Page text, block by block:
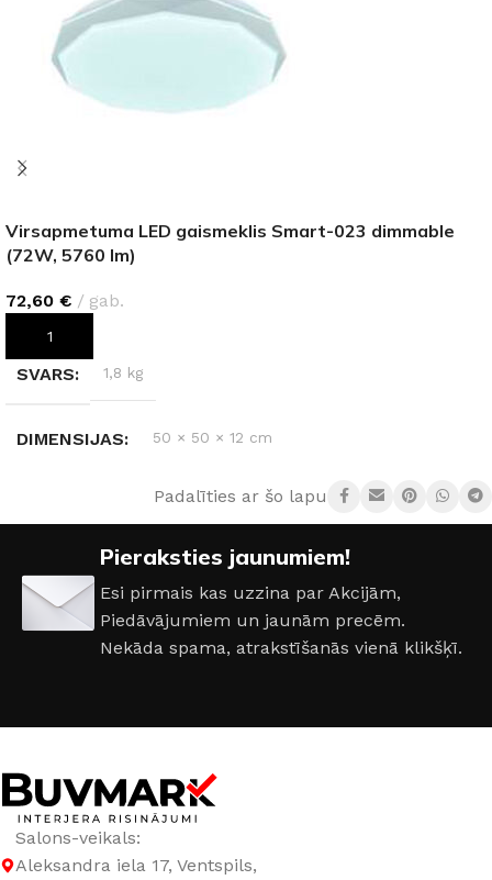
Virsapmetuma LED gaismeklis Smart-023 dimmable
(72W, 5760 lm)
72,60 € gab.
PIEVIENOT GROZAM
SVARS 1,8 kg
DIMENSIJAS 50 × 50 × 12 cm
AIZSARDZĪBAS KLASE IP20
ENERGOEFEKTIVITĀTES KLASE G
JAUDA 72 W
GAISMAS PLŪSMA
Padalīties ar šo lapu:
Pieraksties jaunumiem!
Esi pirmais kas uzzina par Akcijām,
Piedāvājumiem un jaunām precēm.
Nekāda spama, atrakstīšanās vienā klikšķī.
Salons-veikals:
Aleksandra iela 17, Ventspils,